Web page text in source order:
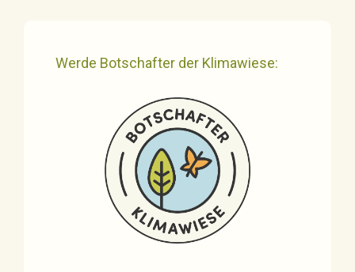
Werde Botschafter der Klimawiese: